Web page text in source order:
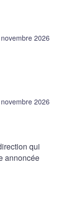
2026
2026
qui
annoncée